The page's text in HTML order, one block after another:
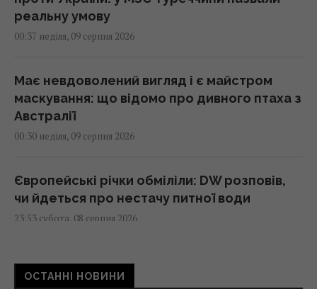
реальну умову
00:37 неділя, 09 серпня 2026
Має невдоволений вигляд і є майстром
маскування: що відомо про дивного птаха з
Австралії
00:30 неділя, 09 серпня 2026
Європейські річки обміліли: DW розповів,
чи йдеться про нестачу питної води
23:53 субота, 08 серпня 2026
Жителів Одеси готують до захисту міста
від російського десанту
ОСТАННІ НОВИНИ